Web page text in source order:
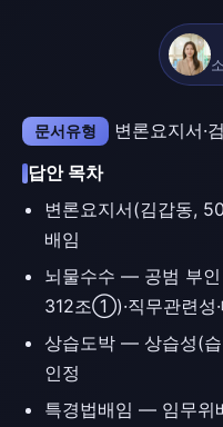
문서유형
변론요지서·
답안 목차
변론요지서(김갑동,
배임
뇌물수수 — 공범 부
312조①)·직무관련성
상습도박 — 상습성(
인정
특경법배임 — 임무위